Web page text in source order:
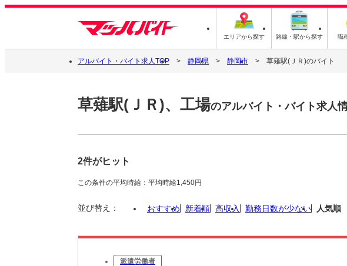
エリアから探す 路線・駅から探す 職
アルバイト・バイト求人TOP 静岡県 静岡市 草薙駅(ＪＲ)のバイト
草薙駅(ＪＲ)、工場のアルバイト・バイト求人
2件がヒット
この条件の平均時給：平均時給1,450円
並び替え： おすすめ 新着順 高収入 勤務日数が少ない 人気順
派遣労働者